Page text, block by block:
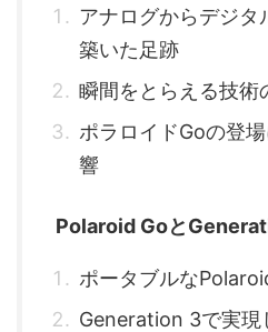
アナログからデジタ
築いた足跡
瞬間をとらえる技術
ポラロイドGoの登
響
Polaroid Goと
ポータブルな
Generation 3で実現